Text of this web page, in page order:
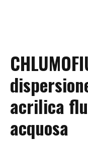
acrilica
acquosa